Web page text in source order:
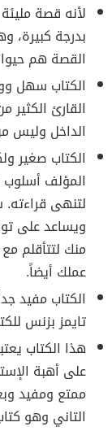
لأنه قصة
بدرجة
القصة هم
الكتاب سهل
القارئ
الداخل وليس
الكتاب صغير
المؤلف
لتنهى قراءته.
ويساعد على
منك لتتأقلم
عملك أيضاً.
الكتاب مفيد
تايمز بزنس للكتب
هذا الكتاب
على أهبة
ممتع ومفيد
التاني وهو